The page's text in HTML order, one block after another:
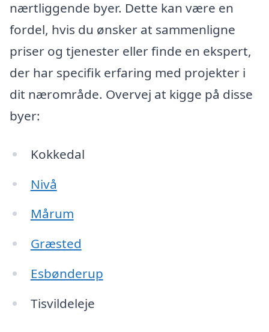
nærtliggende byer. Dette kan være en
fordel, hvis du ønsker at sammenligne
priser og tjenester eller finde en ekspert,
der har specifik erfaring med projekter i
dit nærområde. Overvej at kigge på disse
byer:
Kokkedal
Nivå
Mårum
Græsted
Esbønderup
Tisvildeleje